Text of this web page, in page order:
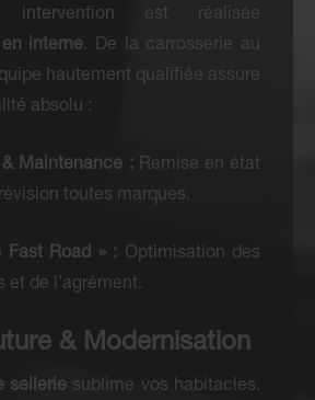
est réalisée
interne . De la carrosserie au
hautement qualifiée assure
absolu :
Maintenance : Remise en état
toutes marques.
Fast Road » : Optimisation des
de l’agrément.
& Modernisation
sellerie sublime vos habitacles.